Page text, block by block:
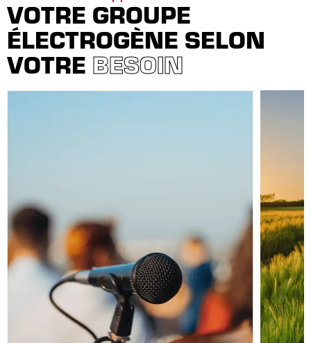
VOTRE GROUPE
ÉLECTROGÈNE SELON
VOTRE BESOIN